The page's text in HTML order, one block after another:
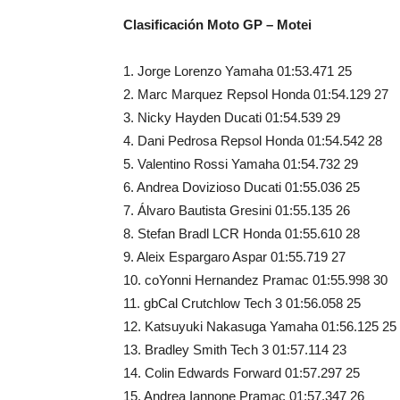
Clasificación Moto GP – Motei
1. Jorge Lorenzo Yamaha 01:53.471 25
2. Marc Marquez Repsol Honda 01:54.129 27
3. Nicky Hayden Ducati 01:54.539 29
4. Dani Pedrosa Repsol Honda 01:54.542 28
5. Valentino Rossi Yamaha 01:54.732 29
6. Andrea Dovizioso Ducati 01:55.036 25
7. Álvaro Bautista Gresini 01:55.135 26
8. Stefan Bradl LCR Honda 01:55.610 28
9. Aleix Espargaro Aspar 01:55.719 27
10. coYonni Hernandez Pramac 01:55.998 30
11. gbCal Crutchlow Tech 3 01:56.058 25
12. Katsuyuki Nakasuga Yamaha 01:56.125 25
13. Bradley Smith Tech 3 01:57.114 23
14. Colin Edwards Forward 01:57.297 25
15. Andrea Iannone Pramac 01:57.347 26